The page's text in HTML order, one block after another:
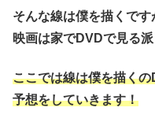
そんな線は僕を描くです
映画は家でDVDで見る
ここでは線は僕を描く
予想をしていきます！